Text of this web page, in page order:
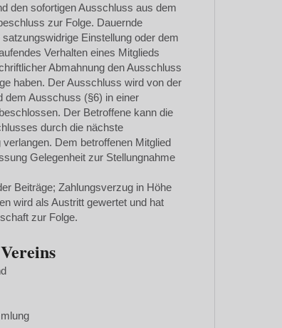
den sofortigen Ausschluss aus dem
zur Folge. Dauernde
Einstellung oder dem
Verhalten eines Mitglieds
Abmahnung den Ausschluss
haben. Der Ausschluss wird von der
dem Ausschuss (§6) in einer
Der Betroffene kann die
durch die nächste
Dem betroffenen Mitglied
Gelegenheit zur Stellungnahme
Beiträge; Zahlungsverzug in Höhe
wird als Austritt gewertet und hat
zur Folge.